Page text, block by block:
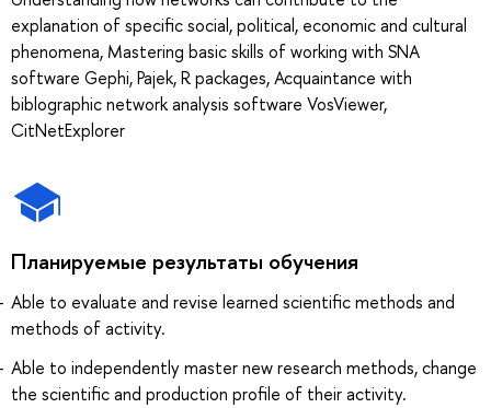
explanation of specific social, political, economic and cultural
phenomena, Mastering basic skills of working with SNA
software Gephi, Pajek, R packages, Acquaintance with
biblographic network analysis software VosViewer,
CitNetExplorer
Планируемые результаты обучения
Able to evaluate and revise learned scientific methods and
methods of activity.
Able to independently master new research methods, change
the scientific and production profile of their activity.